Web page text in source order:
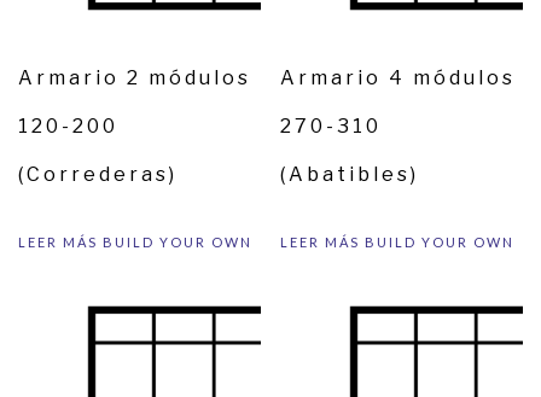
Armario 2 módulos
120-200
(Correderas)
LEER MÁS BUILD YOUR OWN
Armario 4 módulos
270-310
(Abatibles)
LEER MÁS BUILD YOUR OWN